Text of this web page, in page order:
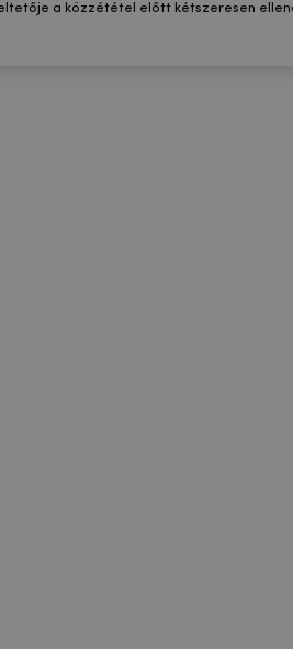
a közzététel előtt kétszeresen